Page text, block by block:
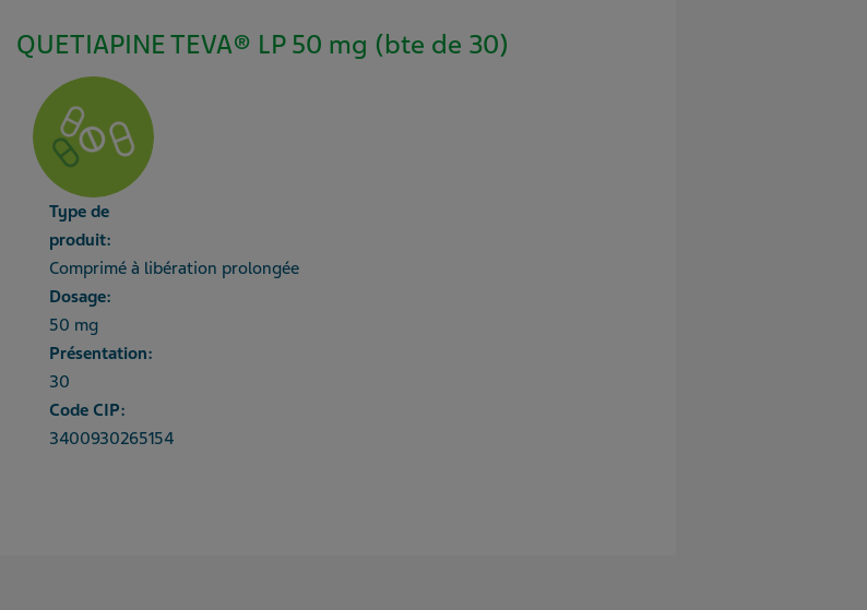
QUETIAPINE TEVA® LP 50 mg (bte de 30)
Type de
produit:
Comprimé à libération prolongée
Dosage:
50 mg
Présentation:
30
Code CIP:
3400930265154